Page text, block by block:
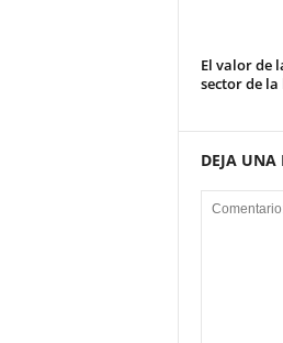
El valor de
sector de
DEJA UNA